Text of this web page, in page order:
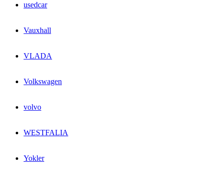
usedcar
Vauxhall
VLADA
Volkswagen
volvo
WESTFALIA
Yokler